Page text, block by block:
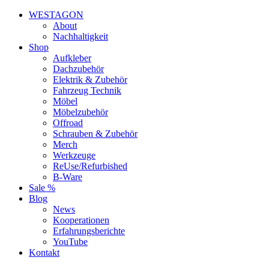
WESTAGON
About
Nachhaltigkeit
Shop
Aufkleber
Dachzubehör
Elektrik & Zubehör
Fahrzeug Technik
Möbel
Möbelzubehör
Offroad
Schrauben & Zubehör
Merch
Werkzeuge
ReUse/Refurbished
B-Ware
Sale %
Blog
News
Kooperationen
Erfahrungsberichte
YouTube
Kontakt